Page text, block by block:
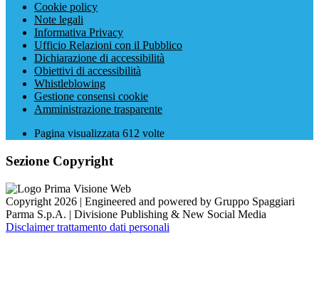
Cookie policy
Note legali
Informativa Privacy
Ufficio Relazioni con il Pubblico
Dichiarazione di accessibilità
Obiettivi di accessibilità
Whistleblowing
Gestione consensi cookie
Amministrazione trasparente
Pagina visualizzata 612 volte
Sezione Copyright
Copyright 2026 | Engineered and powered by Gruppo Spaggiari
Parma S.p.A. | Divisione Publishing & New Social Media
Disclaimer trattamento dati personali